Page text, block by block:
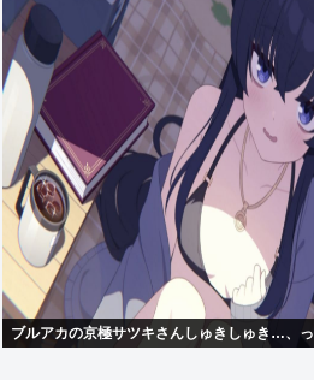
ブルアカの京極サツキさんしゅきしゅき…、っ